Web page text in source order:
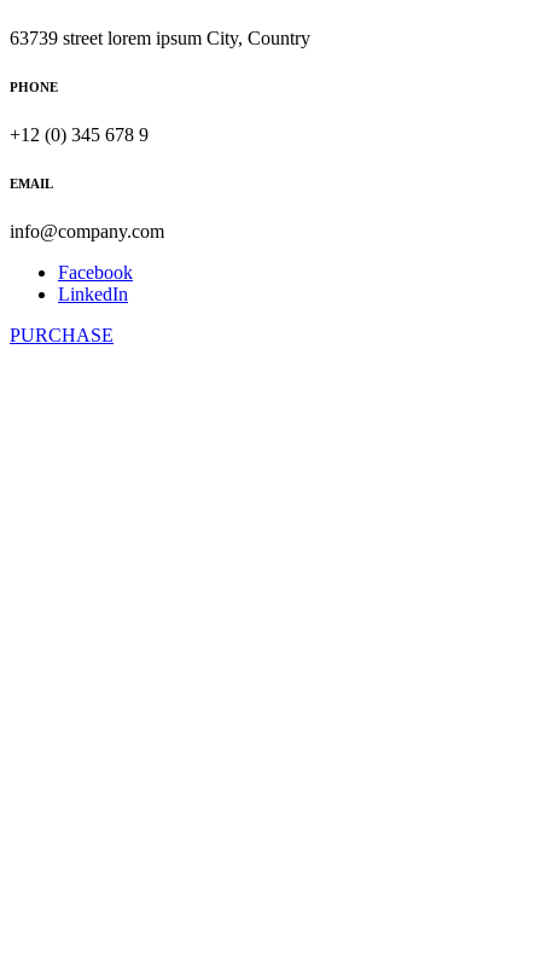
63739 street lorem ipsum City, Country
PHONE
+12 (0) 345 678 9
EMAIL
info@company.com
Facebook
LinkedIn
PURCHASE